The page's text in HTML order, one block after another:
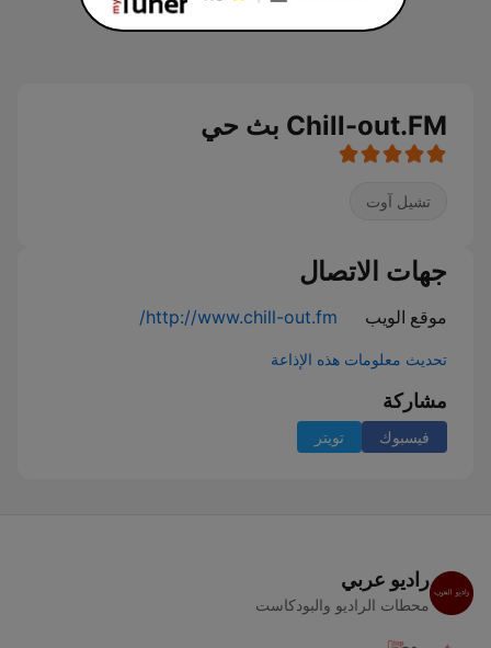
Chill-out.FM بث حي
تشيل آوت
جهات الاتصال
موقع الويب http://www.chill-out.fm/
تحديث معلومات هذه الإذاعة
مشاركة
فيسبوك تويتر
راديو عربي
محطات الراديو والبودكاست